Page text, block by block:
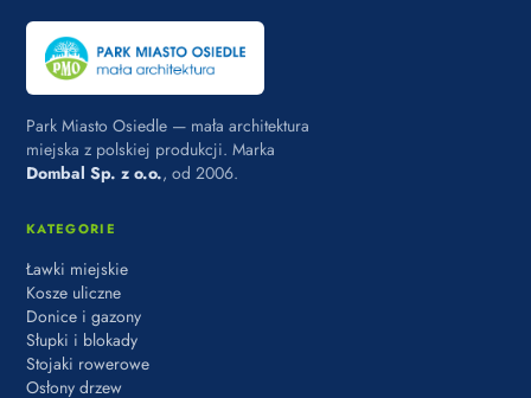
Park Miasto Osiedle — mała architektura
miejska z polskiej produkcji. Marka
Dombal Sp. z o.o., od 2006.
KATEGORIE
Ławki miejskie
Kosze uliczne
Donice i gazony
Słupki i blokady
Stojaki rowerowe
Osłony drzew